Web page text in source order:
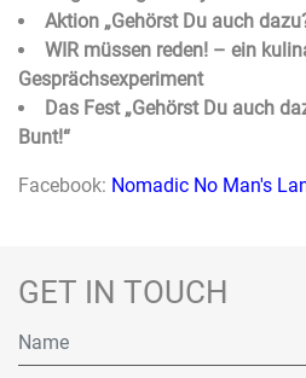
Aktion „Gehörst Du auch
WIR müssen reden! – ein
Gesprächsexperiment
Das Fest „Gehörst Du auch
Bunt!“
Facebook: Nomadic No Man's
GET IN TOUCH